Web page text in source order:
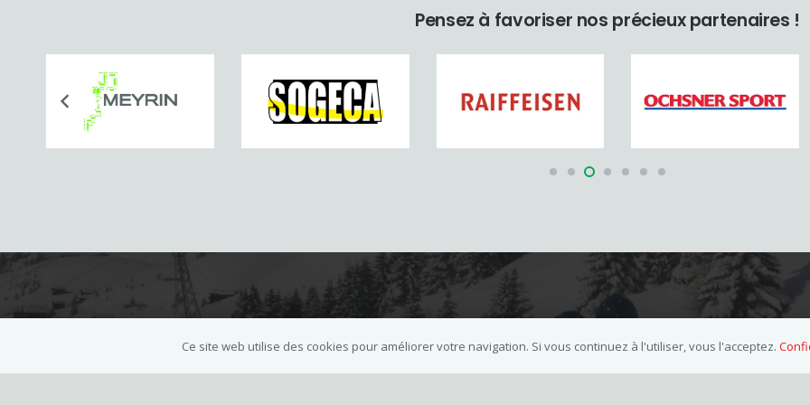
Pensez à favoriser nos précieux partenaires !
Adresse postale Secrétariat
Ce site web utilise des cookies pour améliorer votre navigation. Si vous continuez à l'utiliser, vous l'acceptez.